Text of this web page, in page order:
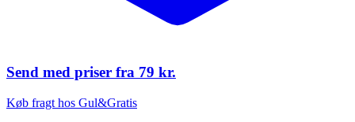
Send med priser fra 79 kr.
Køb fragt hos Gul&Gratis